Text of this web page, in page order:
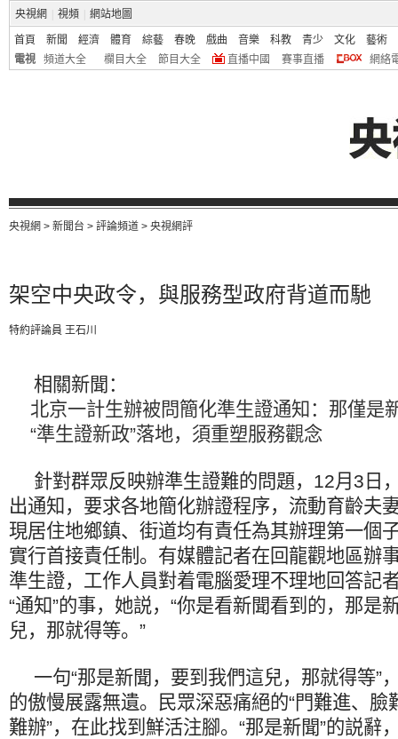
央視網 視頻 網站地圖
首頁 新聞 經濟 體育 綜藝 春晚 戲曲 音樂 科教 青少 文化
藝術
電視
頻道大全 欄目大全 節目大全 直播中國 賽事直播 網絡
央視網 > 新聞台 > 評論頻道 > 央視網評
架空中央政令，與服務型政府背道而馳
特約評論員 王石川
相關新聞：
北京一計生辦被問簡化準生證通知：那僅是
“準生證新政”落地，須重塑服務觀念
針對群眾反映辦準生證難的問題，12月3日
出通知，要求各地簡化辦證程序，流動育齡夫
現居住地鄉鎮、街道均有責任為其辦理第一個
實行首接責任制。有媒體記者在回龍觀地區辦
準生證，工作人員對着電腦愛理不理地回答記
“通知”的事，她説，“你是看新聞看到的，那是
兒，那就得等。”
一句“那是新聞，要到我們這兒，那就得等”
的傲慢展露無遺。民眾深惡痛絕的“門難進、臉
難辦”，在此找到鮮活注腳。“那是新聞”的説辭